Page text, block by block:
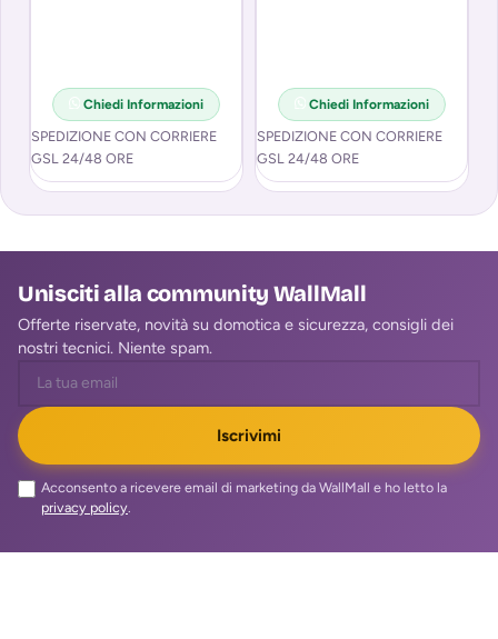
Chiedi Informazioni
SPEDIZIONE CON CORRIERE
GSL 24/48 ORE
Chiedi Informazioni
SPEDIZIONE CON CORRIERE
GSL 24/48 ORE
Unisciti alla community WallMall
Offerte riservate, novità su domotica e sicurezza, consigli dei
nostri tecnici. Niente spam.
Iscrivimi
Acconsento a ricevere email di marketing da WallMall e ho letto la
privacy policy